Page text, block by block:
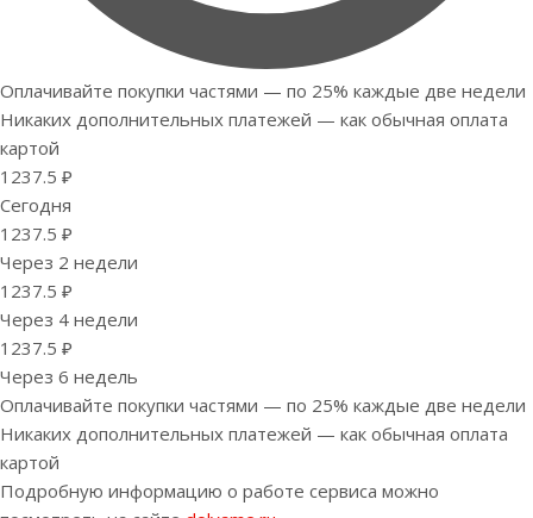
Оплачивайте покупки частями — по 25% каждые две недели
Никаких дополнительных платежей — как обычная оплата
картой
1237.5 ₽
Сегодня
1237.5 ₽
Через 2 недели
1237.5 ₽
Через 4 недели
1237.5 ₽
Через 6 недель
Оплачивайте покупки частями — по 25% каждые две недели
Никаких дополнительных платежей — как обычная оплата
картой
Подробную информацию о работе сервиса можно